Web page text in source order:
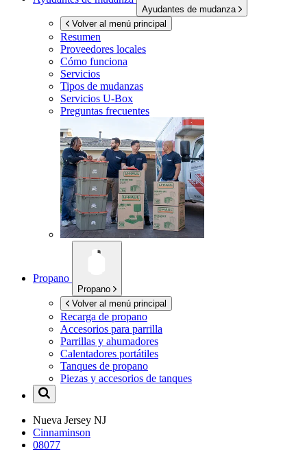
Ayudantes de mudanza
Volver al menú principal
Resumen
Proveedores locales
Cómo funciona
Servicios
Tipos de mudanzas
Servicios U-Box
Preguntas frecuentes
Propano
Propano
Volver al menú principal
Recarga de propano
Accesorios para parrilla
Parrillas y ahumadores
Calentadores portátiles
Tanques de propano
Piezas y accesorios de tanques
Nueva Jersey NJ
Cinnaminson
08077